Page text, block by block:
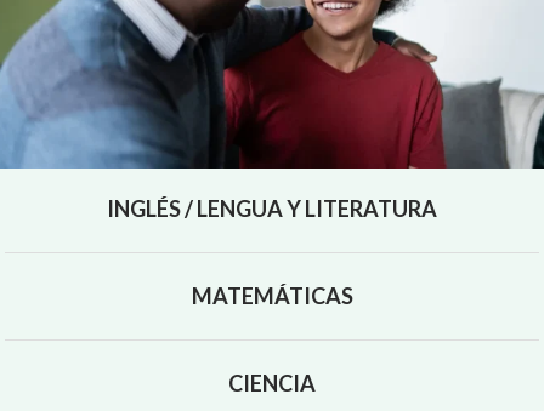
En la enseñanza media, los alumnos cursan las
asignaturas básicas que se indican a
continuación. También cursan asignaturas
optativas de música e idiomas.
INGLÉS / LENGUA Y LITERATURA
MATEMÁTICAS
CIENCIA